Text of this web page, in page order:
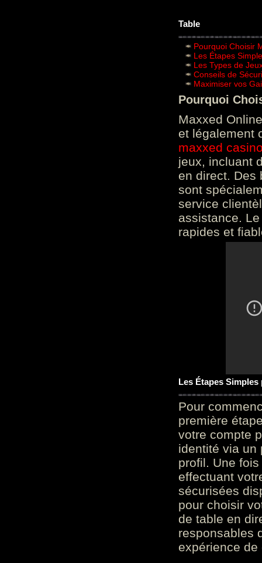
Table
Pourquoi Choisir
Les Étapes
Les Types de
Conseils de
Maximiser vos
Pourquoi
Maxxed
et légalement
maxxed
jeux, incluant
en direct. Des
sont
service
assistance.
rapides et
Les Étapes
Pour
première
votre compte
identité via un
profil. Une
effectuant
sécurisées
pour choisir
de table en
responsables
expérience